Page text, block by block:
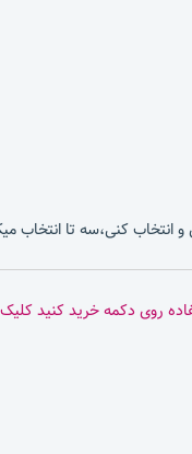
انتخاب کنی،سه تا انتخاب
روی دکمه خرید کنید کلیک